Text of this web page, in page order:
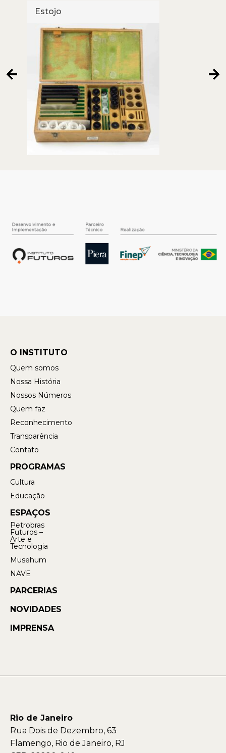
Estojo
O INSTITUTO
Quem somos
Nossa História
Nossos Números
Quem faz
Reconhecimento
Transparência
Contato
PROGRAMAS
Cultura
Educação
ESPAÇOS
Petrobras
Futuros –
Arte e
Tecnologia
Musehum
NAVE
PARCERIAS
NOVIDADES
IMPRENSA
Rio de Janeiro
Rua Dois de Dezembro, 63
Flamengo, Rio de Janeiro, RJ